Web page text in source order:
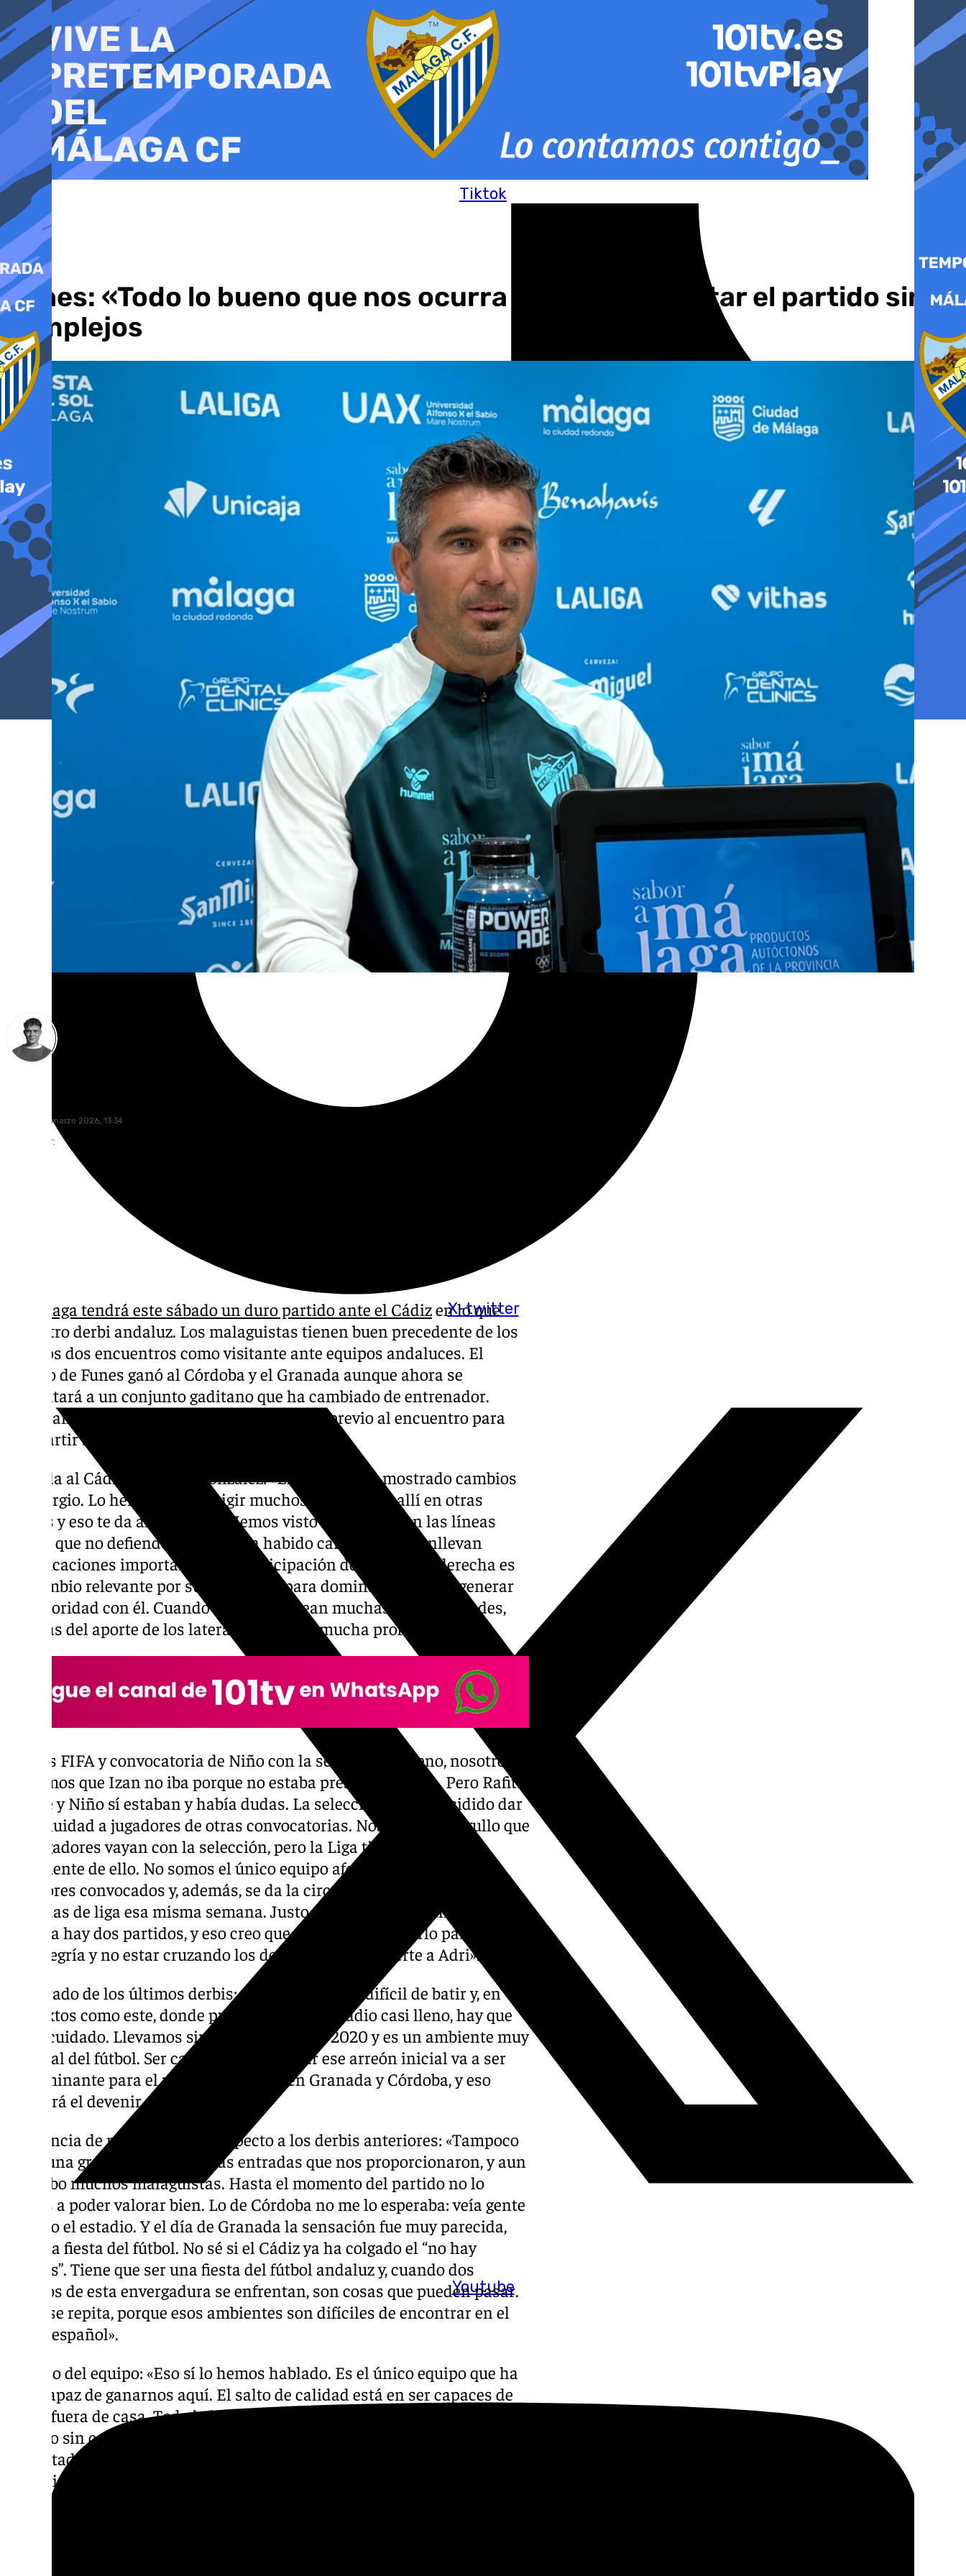
al
contenido
Tiktok
X-twitter
Youtube
Funes: «Todo lo bueno que nos ocurra pasa por afrontar el partido sin
complejos
viernes, 20 marzo 2026, 13:34
Compartir:
Málaga tendrá este sábado un duro partido ante el Cádizen lo que
será otro derbi andaluz. Los malaguistas tienen buen precedente de los
últimos dos encuentros como visitante ante equipos andaluces. El
cuadro de Funes ganó al Córdoba y el Granada aunque ahora se
enfrentará a un conjunto gaditano que ha cambiado de entrenador.
Juanfran Funes compareció ante los medios previo al encuentro para
compartir sensaciones.
Llegada al Cádiz de Sergio González: «El Cádiz ya ha mostrado cambios
con Sergio. Lo hemos visto dirigir muchos encuentros allí en otras
etapas y eso te da alguna idea. Hemos visto un bloque con las líneas
juntas que no defiende tan bajo. Ha habido cambios que conllevan
modificaciones importantes. La participación de Suso en la derecha es
un cambio relevante por su capacidad para dominar. Intentan generar
superioridad con él. Cuando se juntan, crean muchas superioridades,
además del aporte de los laterales, que dan mucha profundidad».
Fechas FIFA y convocatoria de Niño con la selección: «Bueno, nosotros
sabíamos que Izan no iba porque no estaba preseleccionado. Pero Rafita,
Chupe y Niño sí estaban y había dudas. La selección habrá decidido dar
continuidad a jugadores de otras convocatorias. Nos llena de orgullo que
los jugadores vayan con la selección, pero la Liga tiene que ser
consciente de ello. No somos el único equipo afectado: van varios
jugadores convocados y, además, se da la circunstancia de que hay dos
jornadas de liga esa misma semana. Justo cuando van los chicos con
España hay dos partidos, y eso creo que deberíamos evitarlo para vivirlo
con alegría y no estar cruzando los dedos. Desearle suerte a Adri».
Resultado de los últimos derbis: «El Cádiz es muy difícil de batir y, en
contextos como este, donde puede haber un estadio casi lleno, hay que
tener cuidado. Llevamos sin ganar allí desde 2020 y es un ambiente muy
especial del fútbol. Ser capaces de aguantar ese arreón inicial va a ser
determinante para el partido. Ya lo fue en Granada y Córdoba, y eso
marcará el devenir del encuentro».
Diferencia de malaguista en respecto a los derbis anteriores: «Tampoco
hubo una gran diferencia en las entradas que nos proporcionaron, y aun
así hubo muchos malaguistas. Hasta el momento del partido no lo
vamos a poder valorar bien. Lo de Córdoba no me lo esperaba: veía gente
en todo el estadio. Y el día de Granada la sensación fue muy parecida,
era una fiesta del fútbol. No sé si el Cádiz ya ha colgado el “no hay
billetes”. Tiene que ser una fiesta del fútbol andaluz y, cuando dos
equipos de esta envergadura se enfrentan, son cosas que pueden pasar.
Ojalá se repita, porque esos ambientes son difíciles de encontrar en el
fútbol español».
Estadio del equipo: «Eso sí lo hemos hablado. Es el único equipo que ha
sido capaz de ganarnos aquí. El salto de calidad está en ser capaces de
ganar fuera de casa. Todo lo bueno que nos ocurra pasa por afrontar el
partido sin complejos. Queremos quitarle la pelota al Cádiz, a pesar de la
dificultad, y tenemos que intentarlo. Queremos salir a ganar y llevarnos
el partido. Tenemos el convencimiento de ir a por ellos. No tengo dudas
de que lo vamos a intentar; luego el resultado será otra cosa».